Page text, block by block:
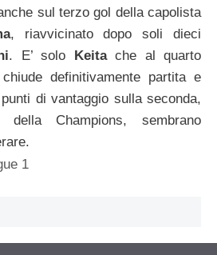
sul terzo gol della capolista
, riavvicinato dopo soli dieci
. E’ solo Keita che al quarto
definitivamente partita e
di vantaggio sulla seconda,
Champions, sembrano
1